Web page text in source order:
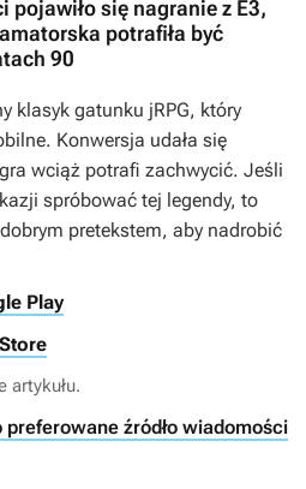
pojawiło się nagranie z E3,
potrafiła być
90
klasyk gatunku jRPG, który
Konwersja udała się
wciąż potrafi zachwycić. Jeśli
spróbować tej legendy, to
pretekstem, aby nadrobić
Play
artykułu.
preferowane źródło wiadomości